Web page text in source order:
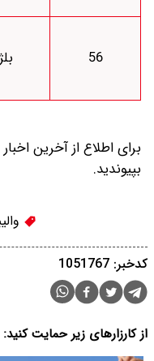
و تحلیل‌ها به کانال
لینک کوتاه